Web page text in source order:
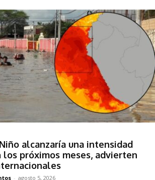
alcanzaría una intensidad
los próximos meses, advierten
- agosto 5, 2026